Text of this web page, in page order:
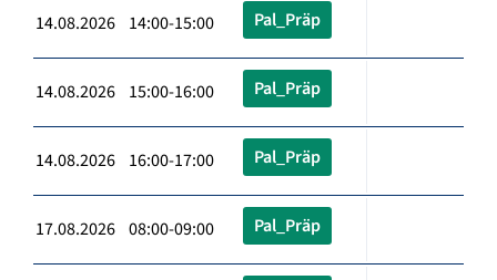
14.08.2026 14:00-15:00 Pal_Präp
14.08.2026 15:00-16:00 Pal_Präp
14.08.2026 16:00-17:00 Pal_Präp
17.08.2026 08:00-09:00 Pal_Präp